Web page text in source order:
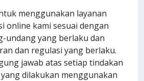
menggunakan layanan
online kami sesuai dengan
undang yang berlaku dan
dan regulasi yang berlaku.
jawab atas setiap tindakan
dilakukan menggunakan